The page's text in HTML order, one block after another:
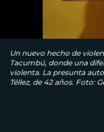
Un nuevo hecho de
Tacumbú, donde una
violenta. La presunta
Téllez, de 42 años. Foto: